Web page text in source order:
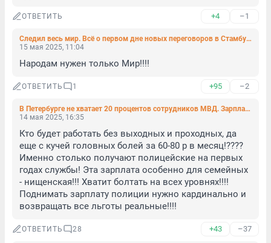
ОТВЕТИТЬ +4 –1
Следил весь мир. Всё о первом дне новых переговоров в Стамбуле
15 мая 2025, 11:04
Народам нужен только Мир!!!!
ОТВЕТИТЬ 1 +95 –2
В Петербурге не хватает 20 процентов сотрудников МВД. Зарплату им мешают поднять соседи
14 мая 2025, 16:35
Кто будет работать без выходных и проходных, да
еще с кучей головных болей за 60-80 р в месяц!????
Именно столько получают полицейские на первых
годах службы! Эта зарплата особенно для семейных
- нищенская!!! Хватит болтать на всех уровнях!!!!
Поднимать зарплату полиции нужно кардинально и
возвращать все льготы реальные!!!!
ОТВЕТИТЬ 28 +43 –37